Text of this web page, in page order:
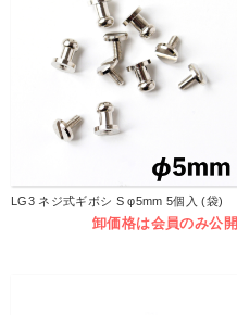
LG3 ネジ式ギボシ S φ5mm 5個入 (袋)
卸価格は会員のみ公開